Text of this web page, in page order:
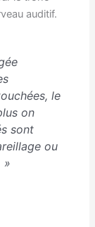
auditif.
le
on
sont
ou
»